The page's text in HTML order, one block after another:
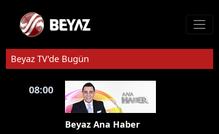
Beyaz TV'de Bugün
08:00
Beyaz Ana Haber